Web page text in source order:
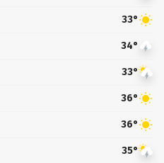
33°
34°
33°
36°
36°
35°